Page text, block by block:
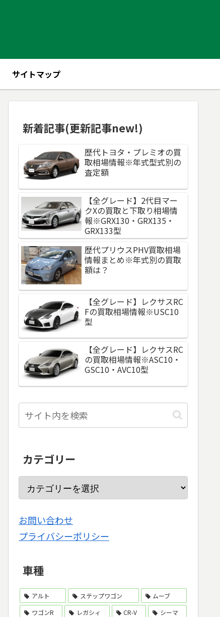
サイトマップ
新着記事(更新記事new!)
歴代トヨタ・プレミオの買
取相場情報※年式型式別の
査定額
【全グレード】2代目マー
クXの買取と下取り相場情
報※GRX130・GRX135・
GRX133型
歴代プリウスPHV買取相場
情報まとめ※年式別の買取
額は？
【全グレード】レクサスRC
Fの買取相場情報※USC10
型
【全グレード】レクサスRC
の買取相場情報※ASC10・
GSC10・AVC10型
カテゴリー
お問い合わせ
プライバシーポリシー
車種
アルト ステップワゴン
ムーブ
ワゴンR
レガシィ CR-V
シーマ